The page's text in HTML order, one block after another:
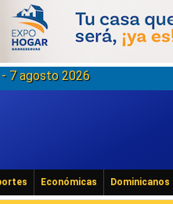
- 7 agosto 2026
Económicas